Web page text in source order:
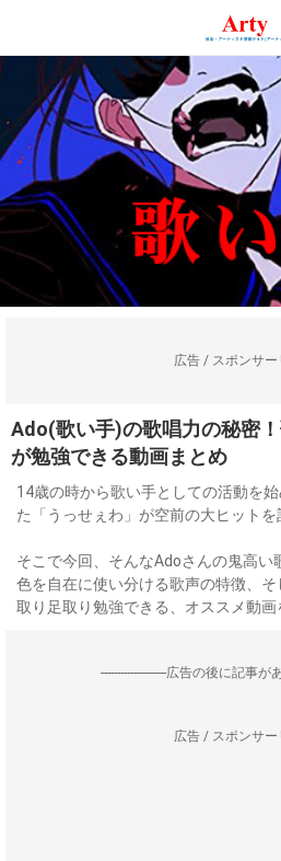
広告 / スポンサー
Ado(歌い手)の歌唱力の秘密
が勉強できる動画まとめ
14歳の時から歌い手としての活動を
た「うっせぇわ」が空前の大ヒットを
そこで今回、そんなAdoさんの鬼高
色を自在に使い分ける歌声の特徴、
取り足取り勉強できる、オススメ動画
--------------------広告の後に記事が
広告 / スポンサー